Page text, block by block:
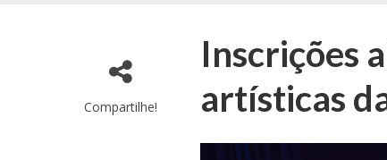
Compartilhe!
Inscrições
artísticas